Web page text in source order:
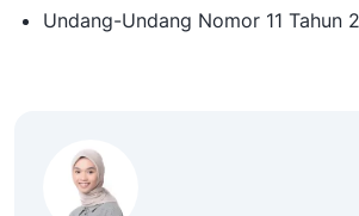
Undang-Undang Nomor 11 Tahun